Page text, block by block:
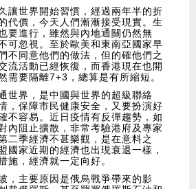
讓世界開始習慣，經過兩年半的折
代價，今天人們漸漸接受現實。生
要進行，雖然與內地通關仍然無
可忽視。至於歐美和東南亞國家早
不同意他們的做法，但的確他們之
流活動已經恢復，而香港現在也開
需要隔離7+3，總算是有所縮短。
世界，是中國與世界的超級聯絡
，保障市民健康安全，又要扮演好
不容易。近日疫情有反彈趨勢，如
內阻止擴散，非常考驗港府及專家
二季經濟不甚樂觀，是在意料之
國家近期的經濟也出現衰退一樣，
施，經濟就一定向好。
，主要原因是俄烏戰爭帶來的影